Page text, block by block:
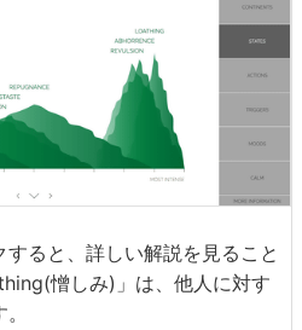
ると、詳しい解説を見ること
憎しみ)」は、他人に対す